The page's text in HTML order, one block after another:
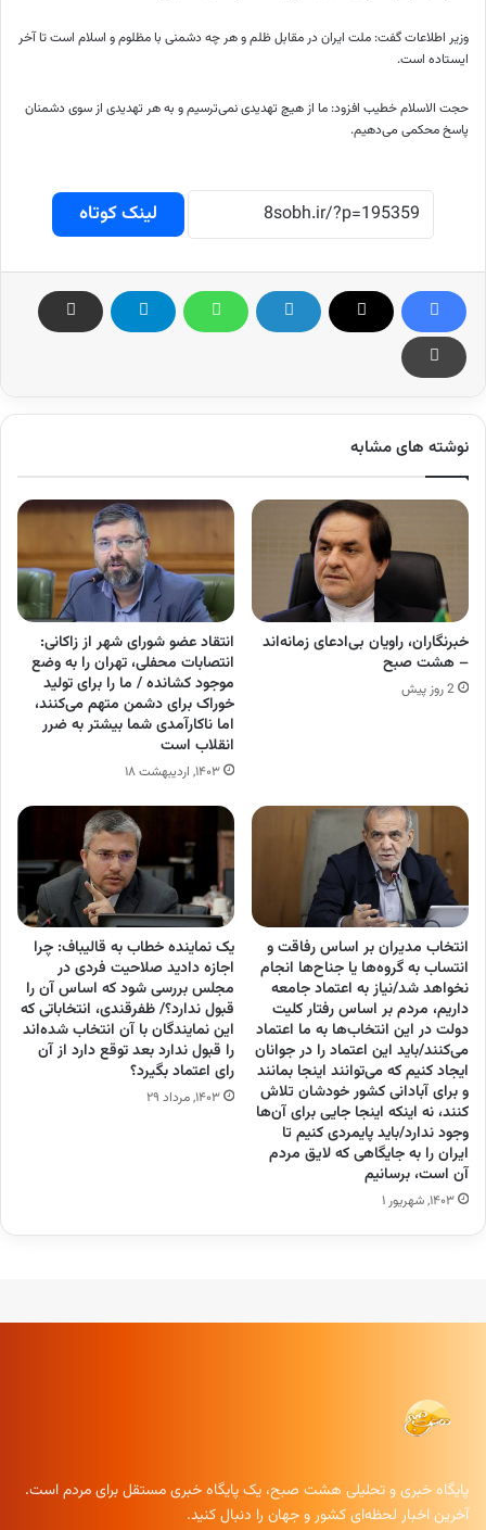
وزیر اطلاعات گفت: ملت ایران در مقابل ظلم و هر چه دشمنی با مظلوم و اسلام است تا آخر
ایستاده است.
حجت الاسلام خطیب افزود: ما از هیچ تهدیدی نمی‌ترسیم و به هر تهدیدی از سوی دشمنان
پاسخ محکمی می‌دهیم.
لینک کوتاه
نوشته های مشابه
خبرنگاران، راویان بی‌ادعای زمانه‌اند
– هشت صبح
2 روز پیش
انتقاد عضو شورای شهر از زاکانی:
انتصابات محفلی، تهران را به وضع
موجود کشانده / ما را برای تولید
خوراک برای دشمن متهم می‌کنند،
اما ناکارآمدی شما بیشتر به ضرر
انقلاب است
۱۴۰۳, اردیبهشت ۱۸
انتخاب مدیران بر اساس رفاقت و
انتساب به گروه‌ها یا جناح‌ها انجام
نخواهد شد/نیاز به اعتماد جامعه
داریم، مردم بر اساس رفتار کلیت
دولت در این انتخاب‌ها به ما اعتماد
می‌کنند/باید این اعتماد را در جوانان
ایجاد کنیم که می‌توانند اینجا بمانند
و برای آبادانی کشور خودشان تلاش
کنند، نه اینکه اینجا جایی برای آن‌ها
وجود ندارد/باید پایمردی کنیم تا
ایران را به جایگاهی که لایق مردم
آن است، برسانیم
۱۴۰۳, شهریور ۱
یک نماینده خطاب به قالیباف: چرا
اجازه دادید صلاحیت فردی در
مجلس بررسی شود که اساس آن را
قبول ندارد؟/ ظفرقندی، انتخاباتی که
این نمایندگان با آن انتخاب شده‌اند
را قبول ندارد بعد توقع دارد از آن
رای اعتماد بگیرد؟
۱۴۰۳, مرداد ۲۹
پایگاه خبری و تحلیلی هشت صبح، یک پایگاه خبری مستقل برای مردم است.
آخرین اخبار لحظه‌ای کشور و جهان را دنبال کنید.